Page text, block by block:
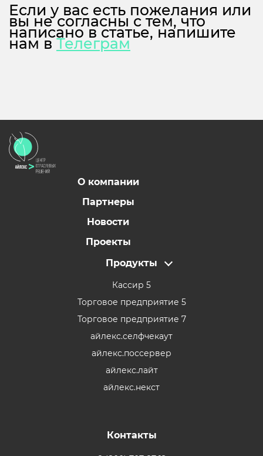
Если у вас есть пожелания или
вы не согласны с тем, что
написано в статье, напишите
нам вТелеграм
О компании
Партнеры
Новости
Проекты
Продукты
Кассир 5
Торговое предприятие 5
Торговое предприятие 7
айлекс.селфчекаут
айлекс.поссервер
айлекс.лайт
айлекс.некст
Контакты